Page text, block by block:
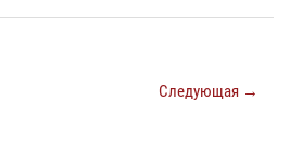
Следующая →